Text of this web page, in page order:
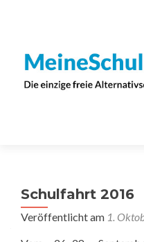
Schulfahrt 2016
Veröffentlicht am 1.